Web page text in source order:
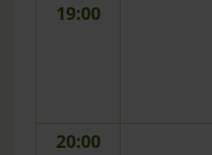
19:00
20:00